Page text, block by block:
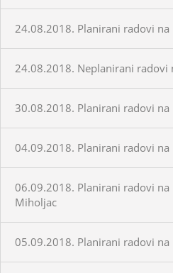
24.08.2018. Planirani radovi
24.08.2018. Neplanirani
30.08.2018. Planirani radovi
04.09.2018. Planirani radovi
06.09.2018. Planirani radovi
Miholjac
05.09.2018. Planirani radovi